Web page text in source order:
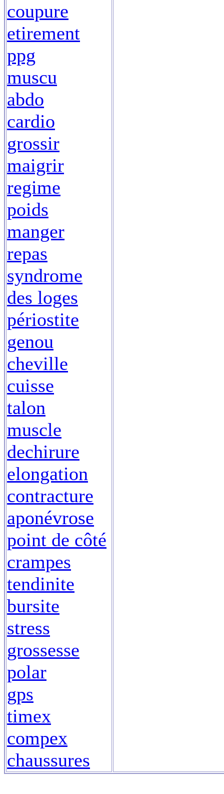
coupure
etirement
ppg
muscu
abdo
cardio
grossir
maigrir
regime
poids
manger
repas
syndrome
des loges
périostite
genou
cheville
cuisse
talon
muscle
dechirure
elongation
contracture
aponévrose
point de côté
crampes
tendinite
bursite
stress
grossesse
polar
gps
timex
compex
chaussures